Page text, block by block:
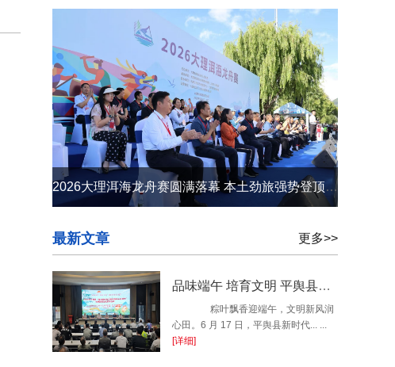
2026大理洱海龙舟赛圆满落幕 本土劲旅强势登顶 苍洱之间续写荣光
更多>>
最新文章
品味端午 培育文明 平舆县新时代文明实践中心开展端午民俗系列活动
粽叶飘香迎端午，文明新风润
心田。6 月 17 日，平舆县新时代... ...
[详细]